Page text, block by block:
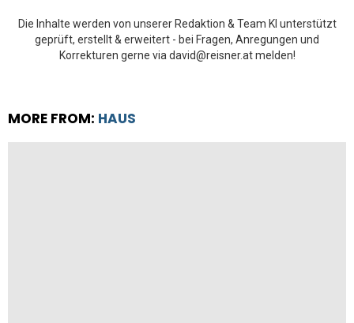
Die Inhalte werden von unserer Redaktion & Team KI unterstützt
geprüft, erstellt & erweitert - bei Fragen, Anregungen und
Korrekturen gerne via david@reisner.at melden!
MORE FROM: HAUS